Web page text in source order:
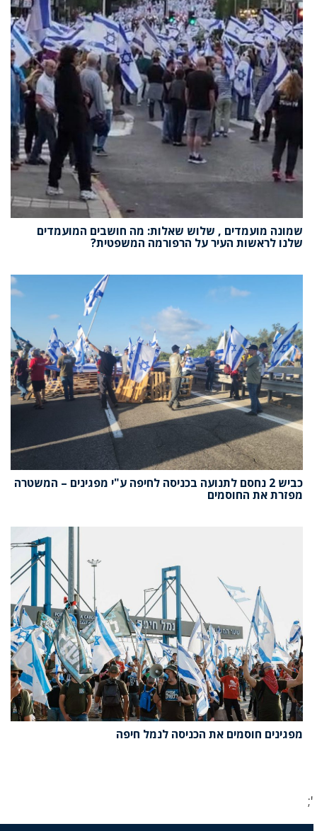
שמונה מועמדים , שלוש שאלות: מה חושבים המועמדים
שלנו לראשות העיר על הרפורמה המשפטית?
כביש 2 נחסם לתנועה בכניסה לחיפה ע"י מפגינים – המשטרה
מפזרת את החוסמים
מפגינים חוסמים את הכניסה לנמל חיפה